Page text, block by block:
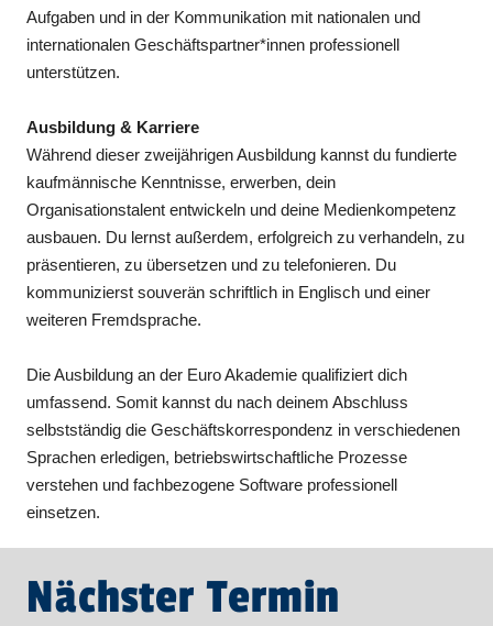
Aufgaben und in der Kommunikation mit nationalen und
internationalen Geschäftspartner*innen professionell
unterstützen.
Ausbildung & Karriere
Während dieser zweijährigen Ausbildung kannst du fundierte
kaufmännische Kenntnisse, erwerben, dein
Organisationstalent entwickeln und deine Medienkompetenz
ausbauen. Du lernst außerdem, erfolgreich zu verhandeln, zu
präsentieren, zu übersetzen und zu telefonieren. Du
kommunizierst souverän schriftlich in Englisch und einer
weiteren Fremdsprache.
Die Ausbildung an der Euro Akademie qualifiziert dich
umfassend. Somit kannst du nach deinem Abschluss
selbstständig die Geschäftskorrespondenz in verschiedenen
Sprachen erledigen, betriebswirtschaftliche Prozesse
verstehen und fachbezogene Software professionell
einsetzen.
Nächster Termin